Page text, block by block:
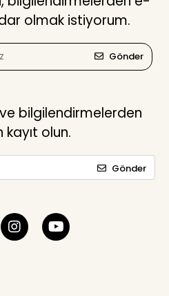
olmak istiyorum.
Gönder
bilgilendirmelerden
olun.
Gönder